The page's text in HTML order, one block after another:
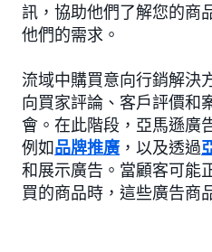
訊，協助他們了解您的商
他們的需求。
流域中購買意向行銷解決
向買家評論、客戶評價和
會。在此階段，亞馬遜廣
例如品牌推廣 ，以及透過
和展示廣告。當顧客可能
買的商品時，這些廣告商